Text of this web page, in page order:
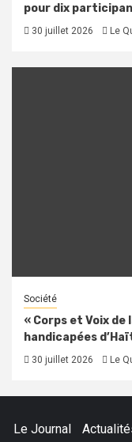
pour dix
30 juillet 2026 Le
Société
« Corps et Voix de
handicapées
30 juillet 2026 Le
Le Journal